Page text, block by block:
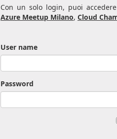
Con un solo login, puoi
Azure Meetup Milano, Cloud
User name
Password